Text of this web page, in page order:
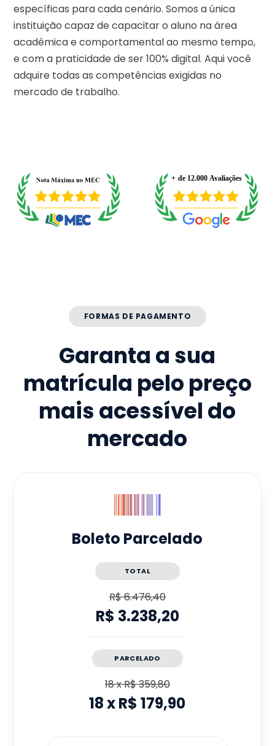
específicas para cada cenário. Somos a única
instituição capaz de capacitar o aluno na área
acadêmica e comportamental ao mesmo tempo,
e com a praticidade de ser 100% digital. Aqui você
adquire todas as competências exigidas no
mercado de trabalho.
FORMAS DE PAGAMENTO
Garanta a sua
matrícula pelo preço
mais acessível do
mercado
Boleto Parcelado
TOTAL
R$ 6.476,40
R$ 3.238,20
PARCELADO
18xR$ 359,80
18xR$ 179,90